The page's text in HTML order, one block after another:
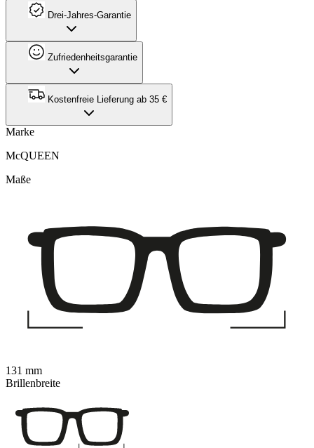
Drei-Jahres-Garantie
Zufriedenheitsgarantie
Kostenfreie Lieferung ab 35 €
Marke
McQUEEN
Maße
131 mm
Brillenbreite